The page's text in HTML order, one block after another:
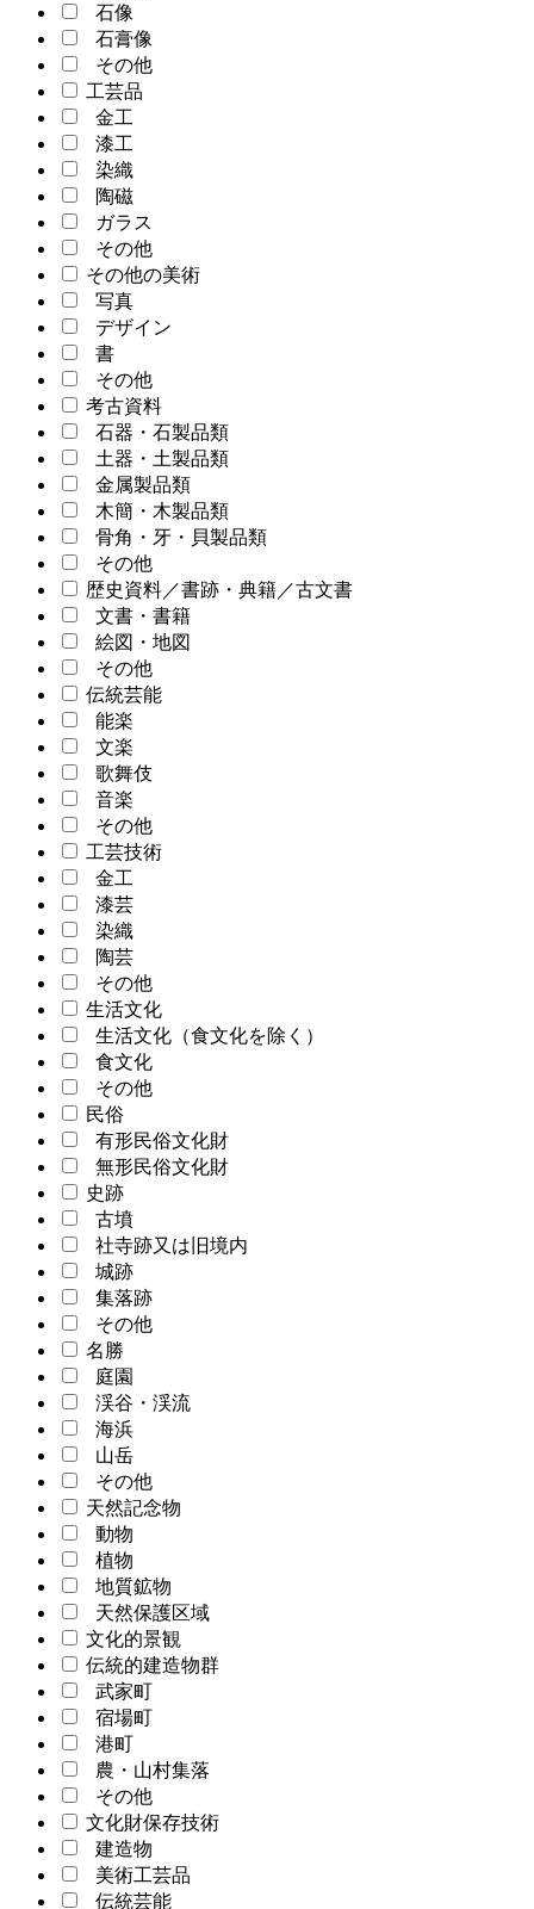
石像
石膏像
その他
工芸品
金工
漆工
染織
陶磁
ガラス
その他
その他の美術
写真
デザイン
書
その他
考古資料
石器・石製品類
土器・土製品類
金属製品類
木簡・木製品類
骨角・牙・貝製品類
その他
歴史資料／書跡・典籍／古文書
文書・書籍
絵図・地図
その他
伝統芸能
能楽
文楽
歌舞伎
音楽
その他
工芸技術
金工
漆芸
染織
陶芸
その他
生活文化
生活文化（食文化を除く）
食文化
その他
民俗
有形民俗文化財
無形民俗文化財
史跡
古墳
社寺跡又は旧境内
城跡
集落跡
その他
名勝
庭園
渓谷・渓流
海浜
山岳
その他
天然記念物
動物
植物
地質鉱物
天然保護区域
文化的景観
伝統的建造物群
武家町
宿場町
港町
農・山村集落
その他
文化財保存技術
建造物
美術工芸品
伝統芸能